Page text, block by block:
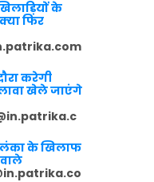
के
फिर
करेगी
खेले जाएंगे
के खिलाफ